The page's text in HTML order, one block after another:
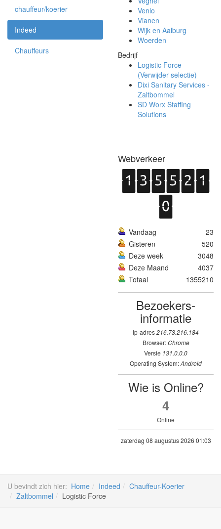
chauffeur/koerier
Indeed
Chauffeurs
Venlo
Vianen
Wijk en Aalburg
Woerden
Bedrijf
Logistic Force
(Verwijder selectie)
Dixi Sanitary Services -
Zaltbommel
SD Worx Staffing
Solutions
Webverkeer
Vandaag
23
Gisteren
520
Deze week
3048
Deze Maand
4037
Totaal
1355210
Bezoekers­
informatie
Ip-adres216.73.216.184
Browser:Chrome
Versie 131.0.0.0
Operating System:Android
Wie is Online?
4
Online
zaterdag 08 augustus 2026 01:03
U bevindt zich hier: Home Indeed
Chauffeur-Koerier
Zaltbommel
Logistic Force